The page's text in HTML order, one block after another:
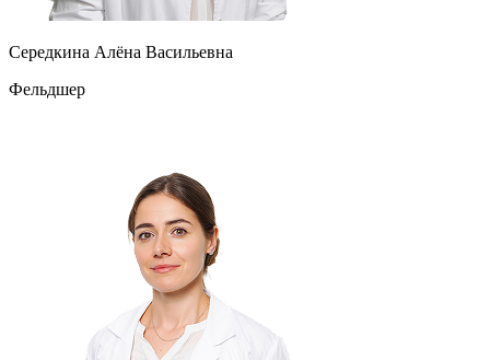
Середкина Алёна Васильевна
Фельдшер